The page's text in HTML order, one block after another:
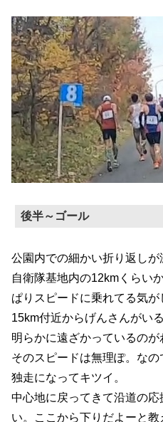
後半～ゴール
公園内での細かい折り返しが
自衛隊基地内の12kmくらい
ぱりスピードに乗れてる気が
15km付近からげんさんがい
明らかに遠ざかっているのが
そのスピードは無理ぽ。な
独走になってキツイ。
中心地に戻ってきて沿道の
い。ここから下りだよーと